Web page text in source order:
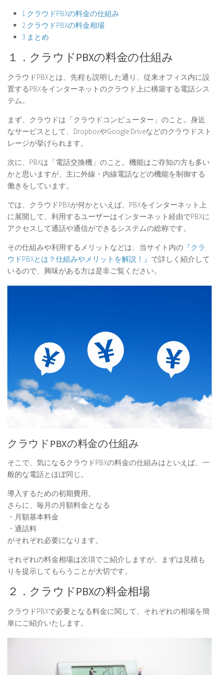
1.クラウドPBXの料金の仕組み
2.クラウドPBXの料金相場
3.まとめ
１．クラウドPBXの料金の仕組み
クラウドPBXとは、先程も説明した通り、従来オフィス内に設
置するPBXをインターネットのクラウド上に構築する電話シス
テム。
まず、クラウドは「クラウドコンピューター」のこと。身近
なサービスとして、DropboxやGoogle Driveなどのクラウドスト
レージが挙げられます。
次に、PBXは「電話交換機」のこと。機能はご存知の方も多い
かと思いますが、主に外線・内線電話などの機能を制御する
働きをしています。
では、クラウドPBXが何かといえば、 PBXをインターネット上
に展開して、利用するユーザーはインターネット経由でPBXに
アクセスして通話や通信ができるシステムの総称です。
その仕組みや利用するメリットなどは、当サイト内の 『クラ
ウドPBXとは？仕組みやメリットを解説！』 で詳しく紹介して
いるので、興味がある方は是非ご覧ください。
クラウドPBXの料金の仕組み
そこで、気になるクラウドPBXの料金の仕組みはといえば、 一
般的な電話とほぼ同じ。
導入するための初期費用。
さらに、毎月の月額料金となる
・月額基本料金
・通話料
がそれぞれ必要になります。
それぞれの料金相場は次項でご紹介しますが、まずは見積も
りを提示してもらうことが大切です。
２．クラウドPBXの料金相場
クラウドPBXで必要となる料金に関して、それぞれの相場を簡
単にご紹介いたします。